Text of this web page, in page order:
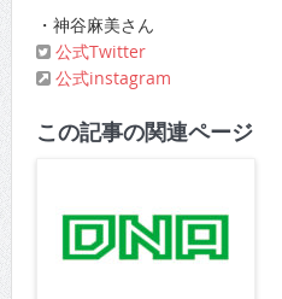
・神谷麻美さん
公式Twitter
公式instagram
この記事の関連ページ